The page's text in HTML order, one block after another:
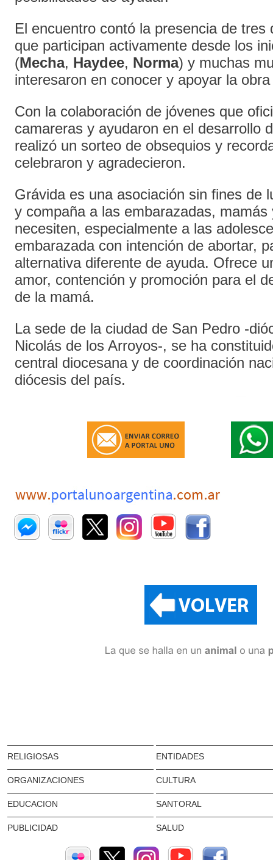
El encuentro contó la presencia de tres
que participan activamente desde los
(Mecha, Haydee, Norma) y muchas
interesaron en conocer y apoyar la
Con la colaboración de jóvenes que
camareras y ayudaron en el desarrollo
realizó un sorteo de obsequios y
celebraron y agradecieron.
Grávida es una asociación sin fines de
y compaña a las embarazadas, mamás
necesiten, especialmente a las
embarazada con intención de abortar,
alternativa diferente de ayuda. Ofrece
amor, contención y promoción para el
de la mamá.
La sede de la ciudad de San Pedro -
Nicolás de los Arroyos-, se ha
central diocesana y de coordinación
diócesis del país.
RELIGIOSAS ENTIDADES
ORGANIZACIONES CULTURA
EDUCACION SANTORAL
PUBLICIDAD SALUD